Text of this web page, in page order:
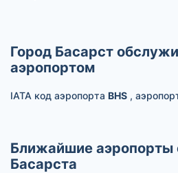
Город Басарст
аэропортом
IATA код аэропорта BHS ,
Ближайшие аэропорты
Басарста